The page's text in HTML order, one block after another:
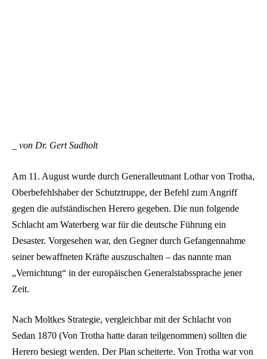
_ von Dr. Gert Sudholt
Am 11. August wurde durch Generalleutnant Lothar von Trotha,
Oberbefehlshaber der Schutztruppe, der Befehl zum Angriff
gegen die aufständischen Herero gegeben. Die nun folgende
Schlacht am Waterberg war für die deutsche Führung ein
Desaster. Vorgesehen war, den Gegner durch Gefangennahme
seiner bewaffneten Kräfte auszuschalten – das nannte man
„Vernichtung“ in der europäischen Generalstabssprache jener
Zeit.
Nach Moltkes Strategie, vergleichbar mit der Schlacht von
Sedan 1870 (Von Trotha hatte daran teilgenommen) sollten die
Herero besiegt werden. Der Plan scheiterte. Von Trotha war von